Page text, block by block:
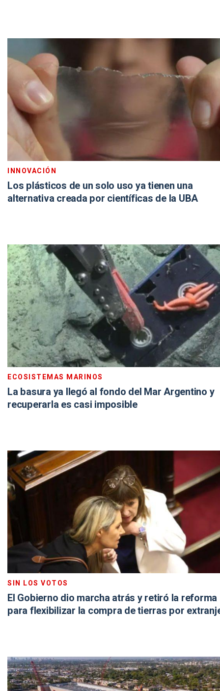
INNOVACIÓN
Los plásticos de un solo uso ya tienen una
alternativa creada por científicas de la UBA
ECOSISTEMAS MARINOS
La basura ya llegó al fondo del Mar Argentino y
recuperarla es casi imposible
SIN LOS VOTOS
El Gobierno dio marcha atrás y retiró la reforma
para flexibilizar la compra de tierras por